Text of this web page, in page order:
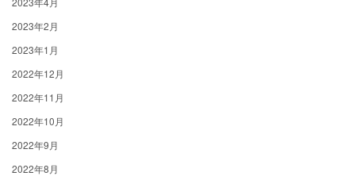
2023年2月
2023年1月
2022年12月
2022年11月
2022年10月
2022年9月
2022年8月